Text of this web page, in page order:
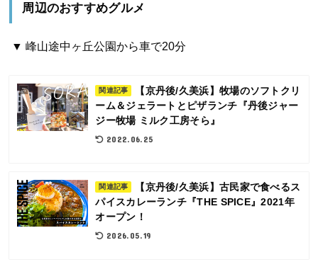
周辺のおすすめグルメ
▼ 峰山途中ヶ丘公園から車で20分
関連記事
【京丹後/久美浜】牧場のソフトクリ
ーム＆ジェラートとピザランチ『丹後ジャー
ジー牧場 ミルク工房そら』
2022.06.25
関連記事
【京丹後/久美浜】古民家で食べるス
パイスカレーランチ『THE SPICE』2021年
オープン！
2026.05.19